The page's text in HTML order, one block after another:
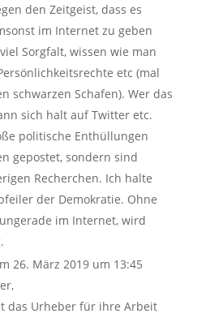
den Zeitgeist, dass es
im Internet zu geben
Sorgfalt, wissen wie man
etc (mal
schwarzen Schafen). Wer das
sich halt auf Twitter etc.
politische Enthüllungen
gepostet, sondern sind
Recherchen. Ich halte
der Demokratie. Ohne
im Internet, wird
26. März 2019 um 13:45
das Urheber für ihre Arbeit